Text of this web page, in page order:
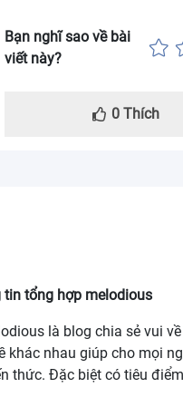
Bạn nghĩ sao về bài
viết này?
0 Thích
tin tổng hợp melodious
là blog chia sẻ vui
khác nhau giúp cho mọi
thức. Đặc biệt có tiêu